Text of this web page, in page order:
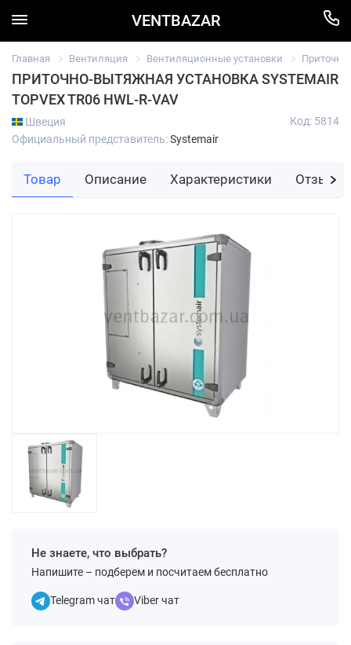
VENTBAZAR
Главная Вентиляция Вентиляционные установки
ПРИТОЧНО-ВЫТЯЖНАЯ УСТАНОВКА SYSTEMAIR
TOPVEX TR06 HWL-R-VAV
Швеция
Официальный представитель:Systemair
Код: 5814
Не знаете, что выбрать?
Напишите – подберем и посчитаем бесплатно
Telegram чат Viber чат
Товар Описание Характеристики Отзывы